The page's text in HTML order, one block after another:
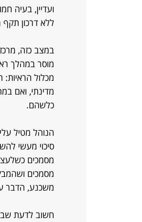
ועדיין, בעיה
ללא דרכון
במצב כזה,
מכלול
מדינתי, ואם
כלשהם.
הנוהל מטיל
סיכוי מעשי
מסמכים
מסמכים
משכנע, הדבר
חשוב לדעת